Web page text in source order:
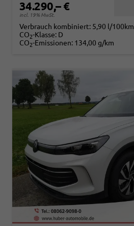
34.290,– €
incl. 19% MwSt.
Verbrauch kombiniert: 5,90 l/100km
CO2-Klasse: D
CO2-Emissionen: 134,00 g/km